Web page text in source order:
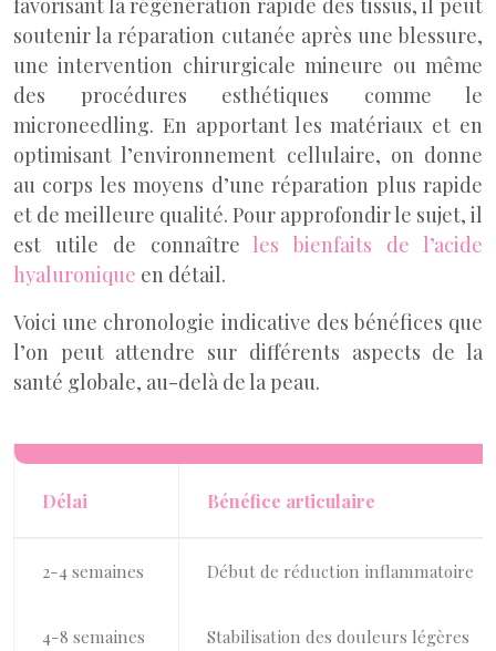
favorisant la régénération rapide des tissus, il peut
soutenir la réparation cutanée après une blessure,
une intervention chirurgicale mineure ou même
des procédures esthétiques comme le
microneedling. En apportant les matériaux et en
optimisant l’environnement cellulaire, on donne
au corps les moyens d’une réparation plus rapide
et de meilleure qualité. Pour approfondir le sujet, il
est utile de connaître les bienfaits de l’acide
hyaluronique en détail.
Voici une chronologie indicative des bénéfices que
l’on peut attendre sur différents aspects de la
santé globale, au-delà de la peau.
Délai Bénéfice articulaire
2-4 semaines Début de réduction inflammatoire
4-8 semaines Stabilisation des douleurs légères